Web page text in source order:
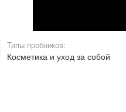
Типы пробников:
Косметика и уход за собой